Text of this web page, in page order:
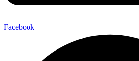
Facebook